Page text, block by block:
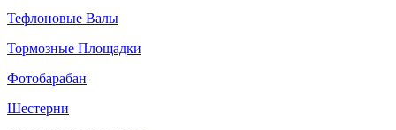
Тефлоновые Валы
Тормозные Площадки
Фотобарабан
Шестерни